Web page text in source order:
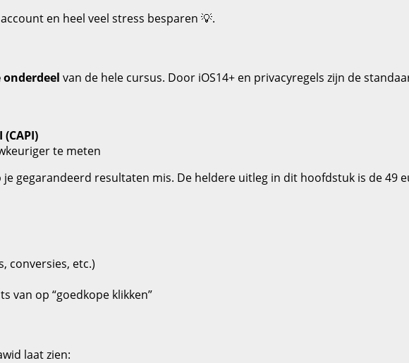
en heel veel stress besparen 💡.
van de hele cursus. Door iOS14+ en privacyregels zijn de
te meten
gegarandeerd resultaten mis. De heldere uitleg in dit hoofdstuk is de 49
conversies, etc.)
van op “goedkope klikken”
laat zien: